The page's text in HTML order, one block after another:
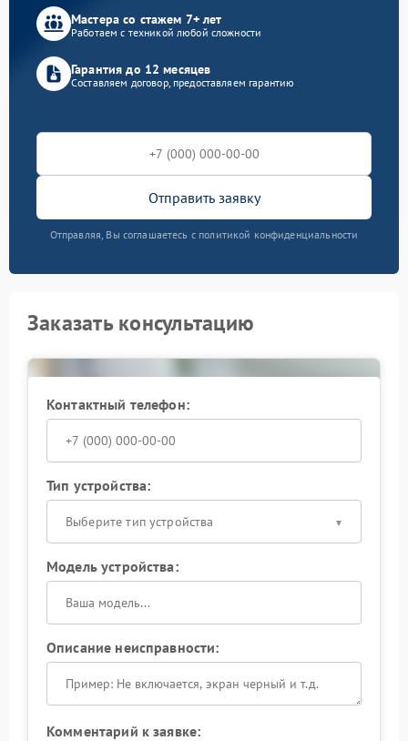
Мастера со стажем 7+ лет
Работаем с техникой любой сложности
Гарантия до 12 месяцев
Составляем договор, предоставляем гарантию
Отправить заявку
Отправляя, Вы соглашаетесь с политикой конфиденциальности
Заказать консультацию
Контактный телефон:
Тип устройства:
Выберите тип устройства
Модель устройства:
Описание неисправности:
Комментарий к заявке: